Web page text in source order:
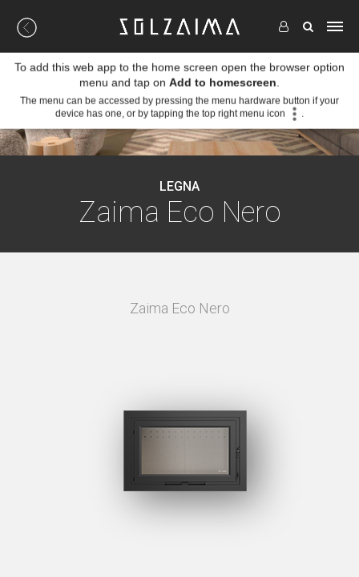
LEGNA
Zaima Eco Nero
Zaima Eco Nero
To add this web app to the home screen open the browser option
menu and tap on Add to homescreen.
The menu can be accessed by pressing the menu hardware button if your
device has one, or by tapping the top right menu icon
.